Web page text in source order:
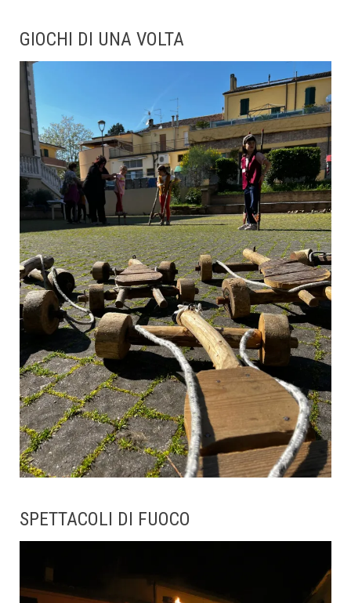
GIOCHI DI UNA VOLTA
SPETTACOLI DI FUOCO